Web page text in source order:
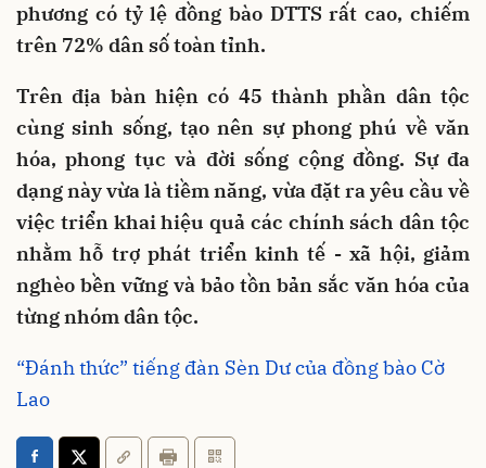
phương có tỷ lệ đồng bào DTTS rất cao, chiếm
trên 72% dân số toàn tỉnh.
Trên địa bàn hiện có 45 thành phần dân tộc
cùng sinh sống, tạo nên sự phong phú về văn
hóa, phong tục và đời sống cộng đồng. Sự đa
dạng này vừa là tiềm năng, vừa đặt ra yêu cầu về
việc triển khai hiệu quả các chính sách dân tộc
nhằm hỗ trợ phát triển kinh tế - xã hội, giảm
nghèo bền vững và bảo tồn bản sắc văn hóa của
từng nhóm dân tộc.
“Đánh thức” tiếng đàn Sèn Dư của đồng bào Cờ
Lao